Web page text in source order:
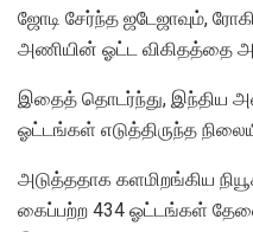
ஜோடி சேர்ந்த ஜடேஜாவும்,
அணியின் ஓட்ட விகிதத்தை
இதைத் தொடர்ந்து, இந்திய
ஓட்டங்கள் எடுத்திருந்த
அடுத்ததாக களமிறங்கிய
கைப்பற்ற 434 ஓட்டங்கள்